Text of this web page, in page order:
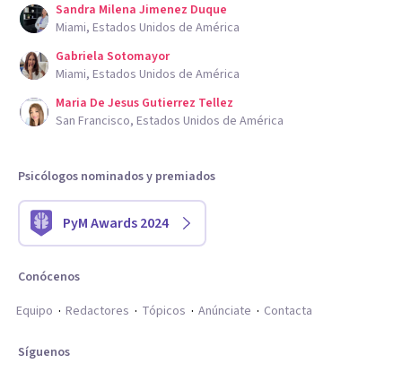
Sandra Milena Jimenez Duque
Miami, Estados Unidos de América
Gabriela Sotomayor
Miami, Estados Unidos de América
Maria De Jesus Gutierrez Tellez
San Francisco, Estados Unidos de América
Psicólogos nominados y premiados
PyM Awards 2024
Conócenos
Equipo
Redactores Tópicos Anúnciate Contacta
Síguenos